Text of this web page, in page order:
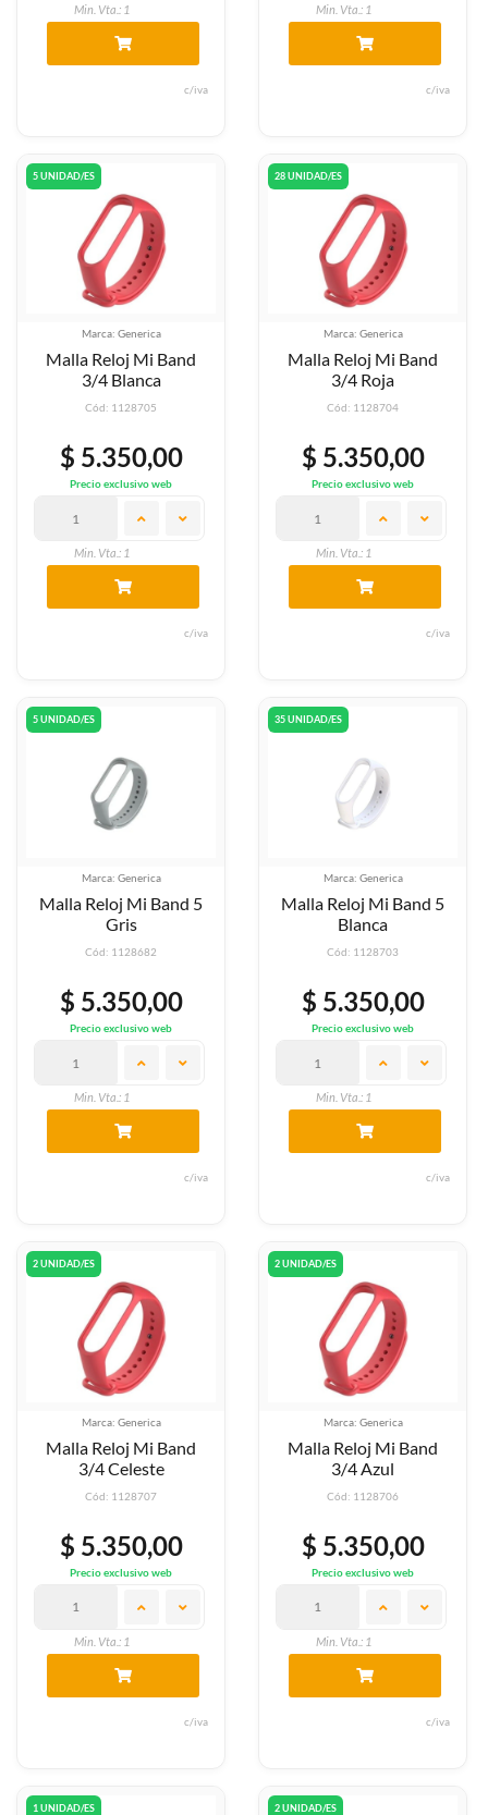
Min. Vta.: 1
c/iva
Min. Vta.: 1
c/iva
5 UNIDAD/ES
Marca: Generica
Malla Reloj Mi Band
3/4 Blanca
Cód: 1128705
$ 5.350,00
Precio exclusivo web
Min. Vta.: 1
c/iva
28 UNIDAD/ES
Marca: Generica
Malla Reloj Mi Band
3/4 Roja
Cód: 1128704
$ 5.350,00
Precio exclusivo web
Min. Vta.: 1
c/iva
5 UNIDAD/ES
Marca: Generica
Malla Reloj Mi Band 5
Gris
Cód: 1128682
$ 5.350,00
Precio exclusivo web
Min. Vta.: 1
c/iva
35 UNIDAD/ES
Marca: Generica
Malla Reloj Mi Band 5
Blanca
Cód: 1128703
$ 5.350,00
Precio exclusivo web
Min. Vta.: 1
c/iva
2 UNIDAD/ES
Marca: Generica
Malla Reloj Mi Band
3/4 Celeste
Cód: 1128707
$ 5.350,00
Precio exclusivo web
Min. Vta.: 1
c/iva
2 UNIDAD/ES
Marca: Generica
Malla Reloj Mi Band
3/4 Azul
Cód: 1128706
$ 5.350,00
Precio exclusivo web
Min. Vta.: 1
c/iva
1 UNIDAD/ES 2 UNIDAD/ES